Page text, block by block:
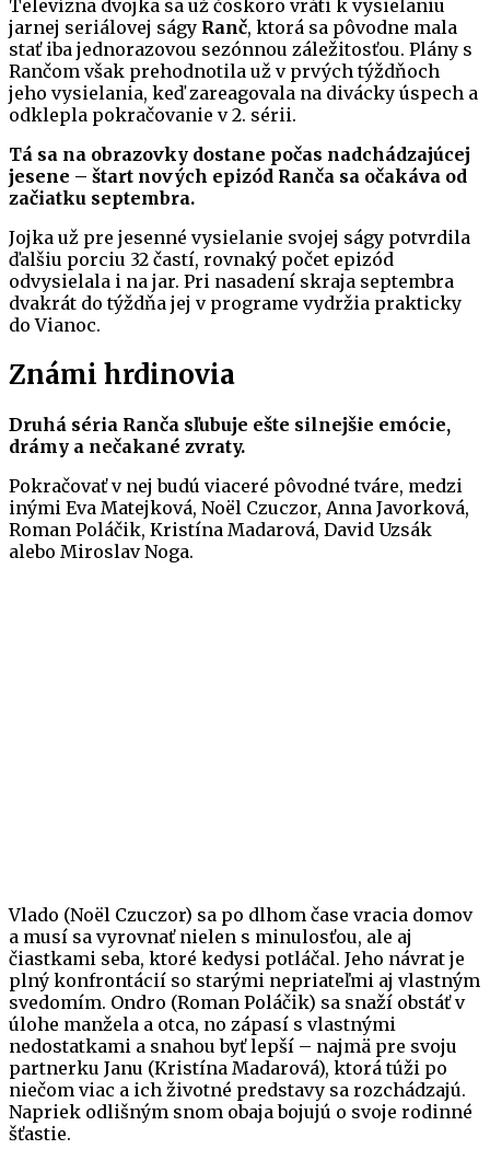
Televízna dvojka sa už čoskoro vráti k vysielaniu
jarnej seriálovej ságy Ranč, ktorá sa pôvodne mala
stať iba jednorazovou sezónnou záležitosťou. Plány s
Rančom však prehodnotila už v prvých týždňoch
jeho vysielania, keď zareagovala na divácky úspech a
odklepla pokračovanie v 2. sérii.
Tá sa na obrazovky dostane počas nadchádzajúcej
jesene – štart nových epizód Ranča sa očakáva od
začiatku septembra.
Jojka už pre jesenné vysielanie svojej ságy potvrdila
ďalšiu porciu 32 častí, rovnaký počet epizód
odvysielala i na jar. Pri nasadení skraja septembra
dvakrát do týždňa jej v programe vydržia prakticky
do Vianoc.
Známi hrdinovia
Druhá séria Ranča sľubuje ešte silnejšie emócie,
drámy a nečakané zvraty.
Pokračovať v nej budú viaceré pôvodné tváre, medzi
inými Eva Matejková, Noël Czuczor, Anna Javorková,
Roman Poláčik, Kristína Madarová, David Uzsák
alebo Miroslav Noga.
Vlado (Noël Czuczor) sa po dlhom čase vracia domov
a musí sa vyrovnať nielen s minulosťou, ale aj
čiastkami seba, ktoré kedysi potláčal. Jeho návrat je
plný konfrontácií so starými nepriateľmi aj vlastným
svedomím. Ondro (Roman Poláčik) sa snaží obstáť v
úlohe manžela a otca, no zápasí s vlastnými
nedostatkami a snahou byť lepší – najmä pre svoju
partnerku Janu (Kristína Madarová), ktorá túži po
niečom viac a ich životné predstavy sa rozchádzajú.
Napriek odlišným snom obaja bojujú o svoje rodinné
šťastie.